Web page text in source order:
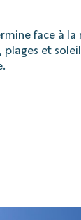
face à
plages et